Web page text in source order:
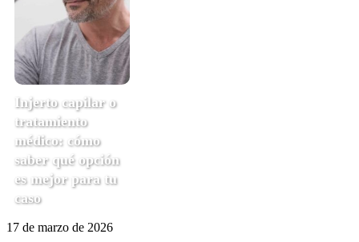
Injerto capilar o
tratamiento
médico: cómo
saber qué opción
es mejor para tu
caso
17 de marzo de 2026